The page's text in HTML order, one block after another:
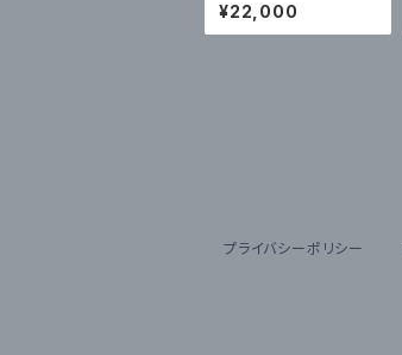
¥22,000
プライバシーポリシー